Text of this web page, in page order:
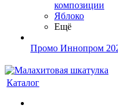
композиции
Яблоко
Ещё
Промо Иннопром
Каталог